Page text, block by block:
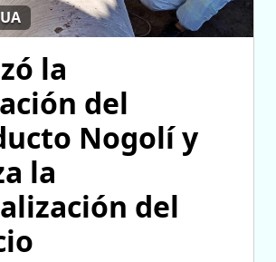
la
del
Nogolí y
la
del